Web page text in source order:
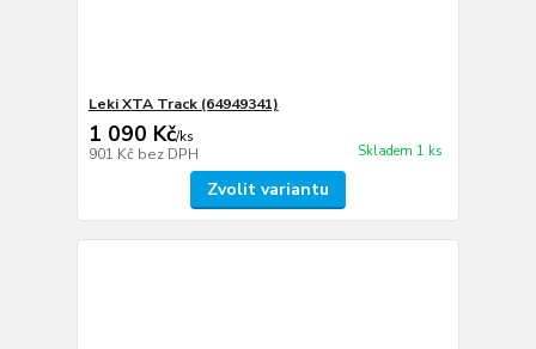
Leki XTA Track (64949341)
1 090 Kč/ks
901 Kč bez DPH Skladem 1 ks
Zvolit variantu